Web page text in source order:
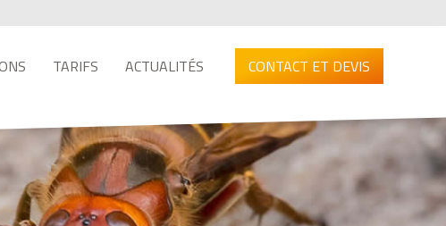
TARIFS ACTUALITÉS CONTACT ET DEVIS